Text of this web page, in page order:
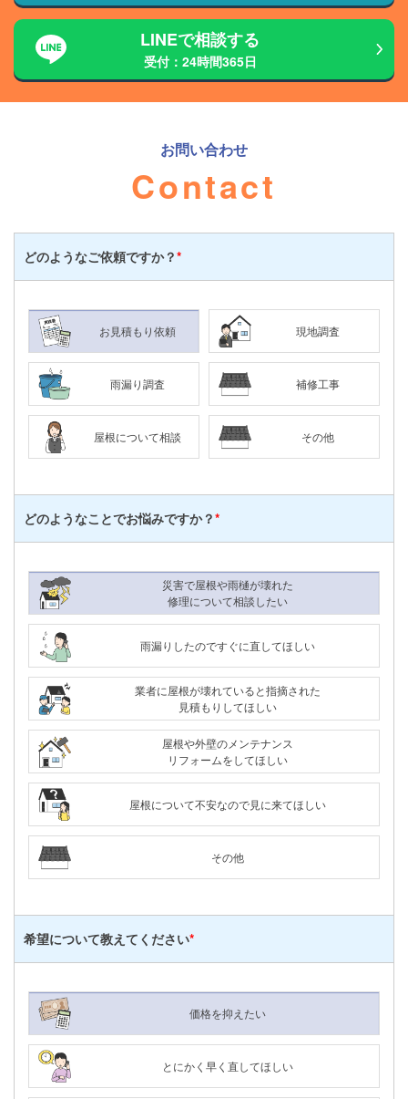
LINEで相談する
受付：24時間365日
お問い合わせ
Contact
どのようなご依頼ですか？*
お見積もり依頼 現地調査
雨漏り調査 補修工事
屋根について相談 その他
どのようなことでお悩みですか？*
災害で屋根や雨樋が壊れた
修理について相談したい
雨漏りしたのですぐに直してほしい
業者に屋根が壊れていると指摘された
見積もりしてほしい
屋根や外壁のメンテナンス
リフォームをしてほしい
屋根について不安なので見に来てほしい
その他
希望について教えてください*
価格を抑えたい
とにかく早く直してほしい